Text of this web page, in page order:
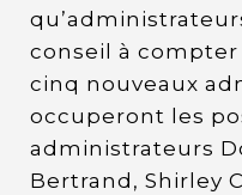
conseil à compter
cinq nouveaux
occuperont les
administrateurs
Bertrand, Shirley